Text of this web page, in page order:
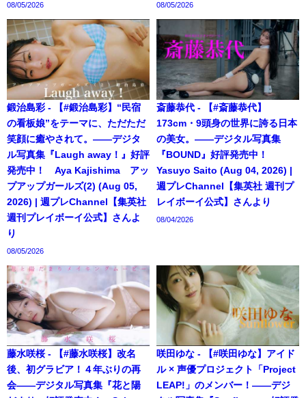
08/05/2026 08/05/2026
鍛治島彩 - 【#鍛治島彩】“民宿
の看板娘”をテーマに、ただただ
笑顔に癒やされて。――デジタ
ル写真集『Laugh away！』好評
発売中！ Aya Kajishima アッ
プアップガールズ(2) (Aug 05,
2026) | 週プレChannel【集英社
週刊プレイボーイ公式】さんよ
り
08/05/2026
斎藤恭代 - 【#斎藤恭代】
173cm・9頭身の世界に誇る日本
の美女。――デジタル写真集
『BOUND』好評発売中！
Yasuyo Saito (Aug 04, 2026) |
週プレChannel【集英社 週刊プ
レイボーイ公式】さんより
08/04/2026
藤水咲桜 - 【#藤水咲桜】改名
後、初グラビア！４年ぶりの再
会――デジタル写真集『花と陽
咲田ゆな - 【#咲田ゆな】アイド
ル × 声優プロジェクト「Project
LEAP!」のメンバー！――デジ